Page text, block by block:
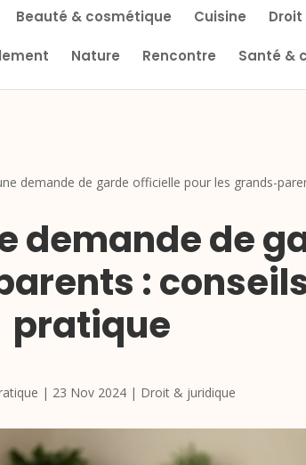
Beauté & cosmétique Cuisine
Nature Rencontre Santé &
demande de garde officielle pour les grands-
demande de
:
pratique
| 23 Nov 2024| Droit & juridique